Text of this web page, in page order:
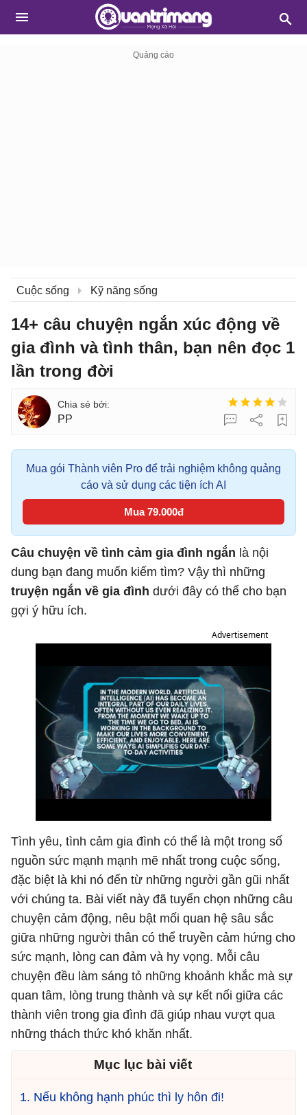
Cuộc sống Kỹ năng sống
14+ câu chuyện ngắn xúc động về
gia đình và tình thân, bạn nên đọc 1
lần trong đời
PP
Mua gói Thành viên Pro để trải nghiệm không quảng
cáo và sử dụng các tiện ích AI
Mua 79.000đ
Câu chuyện về tình cảm gia đình ngắn là nội
dung bạn đang muốn kiếm tìm? Vậy thì những
truyện ngắn về gia đình dưới đây có thể cho bạn
gợi ý hữu ích.
Advertisement
Tình yêu, tình cảm gia đình có thể là một trong số
nguồn sức mạnh mạnh mẽ nhất trong cuộc sống,
đặc biệt là khi nó đến từ những người gần gũi nhất
với chúng ta. Bài viết này đã tuyển chọn những câu
chuyện cảm động, nêu bật mối quan hệ sâu sắc
giữa những người thân có thể truyền cảm hứng cho
sức mạnh, lòng can đảm và hy vọng. Mỗi câu
chuyện đều làm sáng tỏ những khoảnh khắc mà sự
quan tâm, lòng trung thành và sự kết nối giữa các
thành viên trong gia đình đã giúp nhau vượt qua
những thách thức khó khăn nhất.
Mục lục bài viết
1. Nếu không hạnh phúc thì ly hôn đi!